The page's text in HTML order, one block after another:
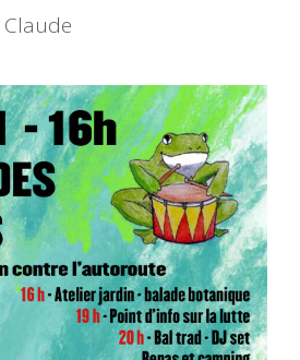
Claude